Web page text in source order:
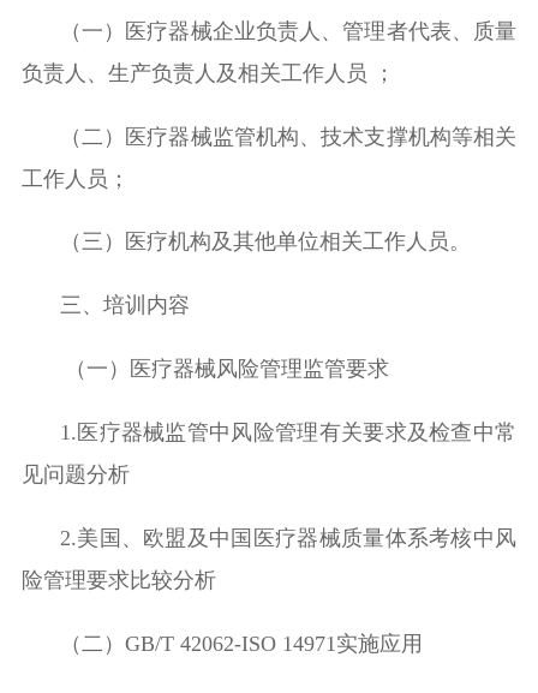
（一）医疗器械企业负责人、管理者代表、质量
负责人、生产负责人及相关工作人员
；
（二）医疗器械监管机构、技术支撑机构等相关
工作人员；
（三）医疗机构及其他单位相关工作人员。
三、 培训内容
（一）医疗器械风险管理监管要求
1. 医疗器械监管中风险管理有关要求及检查中常
见问题分析
2.美国、欧盟及中国医疗器械质量体系考核中风
险管理要求比较分析
（二） GB/T 42062-ISO 14971实施应用